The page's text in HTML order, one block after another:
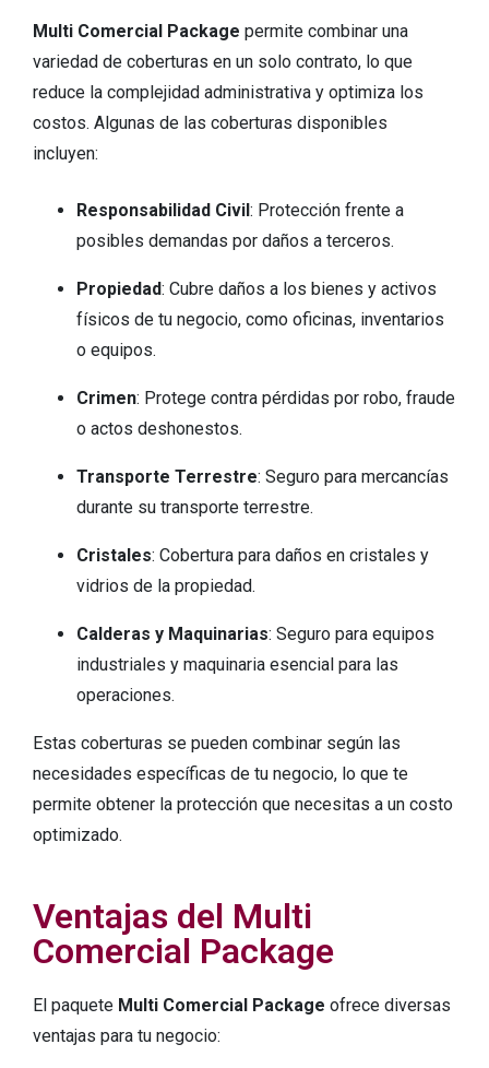
Multi Comercial Package permite combinar una
variedad de coberturas en un solo contrato, lo que
reduce la complejidad administrativa y optimiza los
costos. Algunas de las coberturas disponibles
incluyen:
Responsabilidad Civil : Protección frente a
posibles demandas por daños a terceros.
Propiedad: Cubre daños a los bienes y activos
físicos de tu negocio, como oficinas, inventarios
o equipos.
Crimen: Protege contra pérdidas por robo, fraude
o actos deshonestos.
Transporte Terrestre: Seguro para mercancías
durante su transporte terrestre.
Cristales: Cobertura para daños en cristales y
vidrios de la propiedad.
Calderas y Maquinarias: Seguro para equipos
industriales y maquinaria esencial para las
operaciones.
Estas coberturas se pueden combinar según las
necesidades específicas de tu negocio, lo que te
permite obtener la protección que necesitas a un costo
optimizado.
Ventajas del Multi
Comercial Package
El paquete Multi Comercial Package ofrece diversas
ventajas para tu negocio: